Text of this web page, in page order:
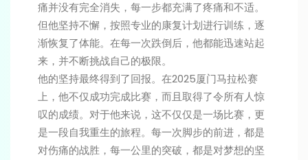
痛并没有完全消失，每一步都充满了疼痛和不适。
但他坚持不懈，按照专业的康复计划进行训练，逐
渐恢复了体能。在每一次跌倒后，他都能迅速站起
来，并不断挑战自己的极限。
他的坚持最终得到了回报。在2025厦门马拉松赛
上，他不仅成功完成比赛，而且取得了令所有人惊
叹的成绩。对于他来说，这不仅仅是一场比赛，更
是一段自我重生的旅程。每一次脚步的前进，都是
对伤痛的战胜，每一公里的突破，都是对梦想的坚